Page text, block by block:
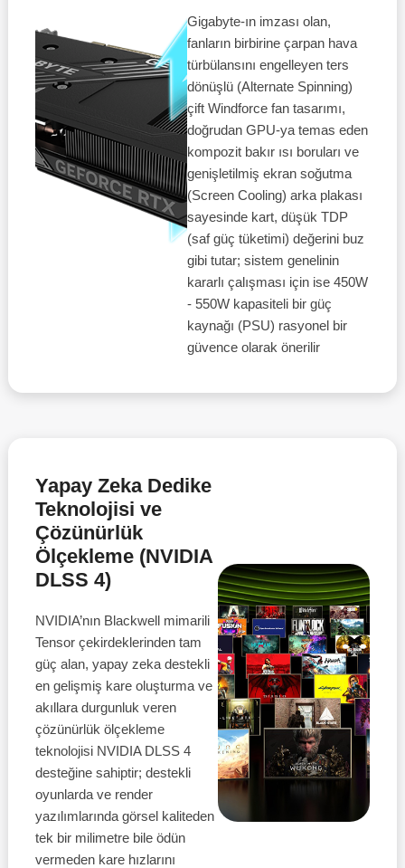
Gigabyte-ın imzası olan,
fanların birbirine çarpan hava
türbülansını engelleyen ters
dönüşlü (Alternate Spinning)
çift Windforce fan tasarımı,
doğrudan GPU-ya temas eden
kompozit bakır ısı boruları ve
genişletilmiş ekran soğutma
(Screen Cooling) arka plakası
sayesinde kart, düşük TDP
(saf güç tüketimi) değerini buz
gibi tutar; sistem genelinin
kararlı çalışması için ise 450W
- 550W kapasiteli bir güç
kaynağı (PSU) rasyonel bir
güvence olarak önerilir
Yapay Zeka Dedike
Teknolojisi ve
Çözünürlük
Ölçekleme (NVIDIA
DLSS 4)
NVIDIA’nın Blackwell mimarili
Tensor çekirdeklerinden tam
güç alan, yapay zeka destekli
en gelişmiş kare oluşturma ve
akıllara durgunluk veren
çözünürlük ölçekleme
teknolojisi NVIDIA DLSS 4
desteğine sahiptir; destekli
oyunlarda ve render
yazılımlarında görsel kaliteden
tek bir milimetre bile ödün
vermeden kare hızlarını